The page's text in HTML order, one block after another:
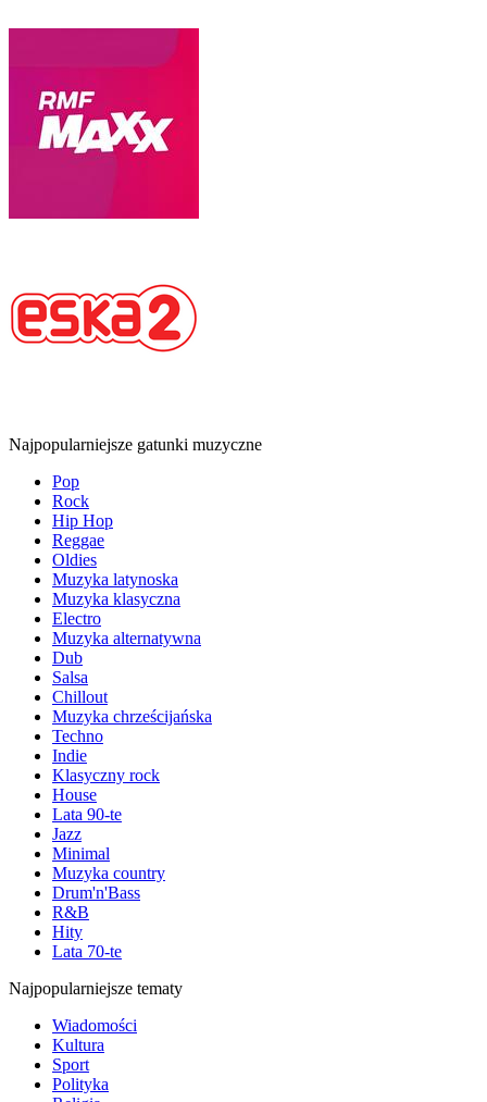
Najpopularniejsze gatunki muzyczne
Pop
Rock
Hip Hop
Reggae
Oldies
Muzyka latynoska
Muzyka klasyczna
Electro
Muzyka alternatywna
Dub
Salsa
Chillout
Muzyka chrześcijańska
Techno
Indie
Klasyczny rock
House
Lata 90-te
Jazz
Minimal
Muzyka country
Drum'n'Bass
R&B
Hity
Lata 70-te
Najpopularniejsze tematy
Wiadomości
Kultura
Sport
Polityka